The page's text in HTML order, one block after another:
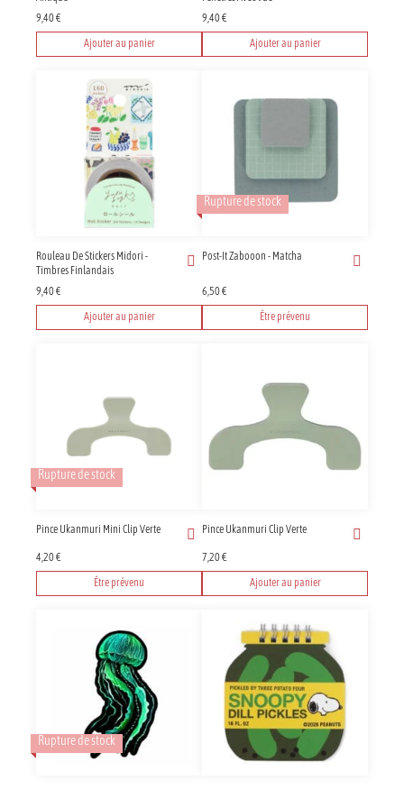
9,40€
Ajouter au panier
9,40€
Ajouter au panier
Rouleau De Stickers Midori -
Timbres Finlandais
9,40€
Ajouter au panier
Rupture de stock
Post-It Zabooon - Matcha
6,50€
Être prévenu
Rupture de stock
Pince Ukanmuri Mini Clip Verte
4,20€
Être prévenu
Pince Ukanmuri Clip Verte
7,20€
Ajouter au panier
Rupture de stock